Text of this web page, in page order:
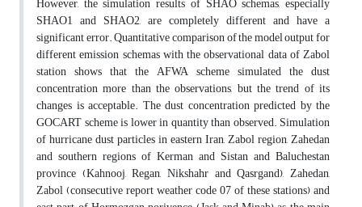
SHAO1 and SHAO2, are completely different and have a
significant error. Quantitative comparison of the model output for
different emission schemas with the observational data of Zabol
station shows that the AFWA scheme simulated the dust
concentration more than the observations, but the trend of its
changes is acceptable. The dust concentration predicted by the
GOCART scheme is lower in quantity than observed. Simulation
of hurricane dust particles in eastern Iran, Zabol region, Zahedan
and southern regions of Kerman and Sistan and Baluchestan
province (Kahnooj, Regan, Nikshahr and Qasrgand), Zahedan,
Zabol (consecutive report weather code 07 of these stations) and